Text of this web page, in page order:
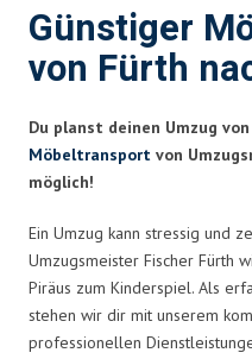
Günstiger
von Fürth
Du planst deinen Umzug
Möbeltransport von
möglich!
Ein Umzug kann stressig und
Umzugsmeister Fischer Fürth
Piräus zum Kinderspiel. Als
stehen wir dir mit unserem
professionellen